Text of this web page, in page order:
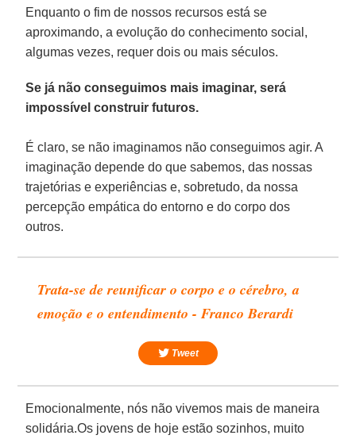
Enquanto o fim de nossos recursos está se
aproximando, a evolução do conhecimento social,
algumas vezes, requer dois ou mais séculos.
Se já não conseguimos mais imaginar, será
impossível construir futuros.
É claro, se não imaginamos não conseguimos agir. A
imaginação depende do que sabemos, das nossas
trajetórias e experiências e, sobretudo, da nossa
percepção empática do entorno e do corpo dos
outros.
Trata-se de reunificar o corpo e o cérebro, a
emoção e o entendimento - Franco Berardi
Tweet
Emocionalmente, nós não vivemos mais de maneira
solidária.Os jovens de hoje estão sozinhos, muito